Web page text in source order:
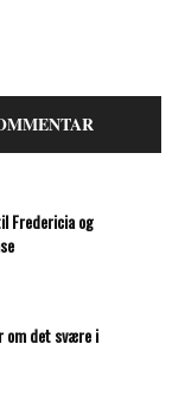
Fredericia og
om det svære i